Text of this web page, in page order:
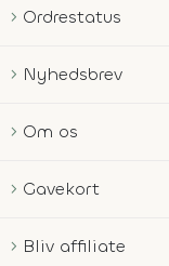
Ordrestatus
Nyhedsbrev
Om os
Gavekort
Bliv affiliate